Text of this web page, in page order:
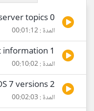
0 CentOS 7 server topics
المدة : 00:01:12
1 CentOS 7 get information
المدة : 00:10:02
2 CentOS 7 versions
المدة : 00:02:03